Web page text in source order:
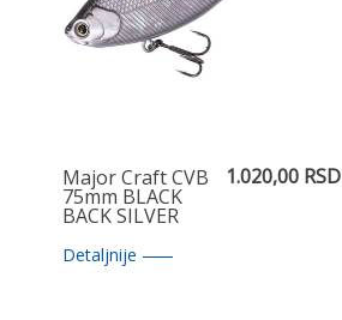
Major Craft CVB
75mm BLACK
BACK SILVER
1.020,00 RSD
Detaljnije